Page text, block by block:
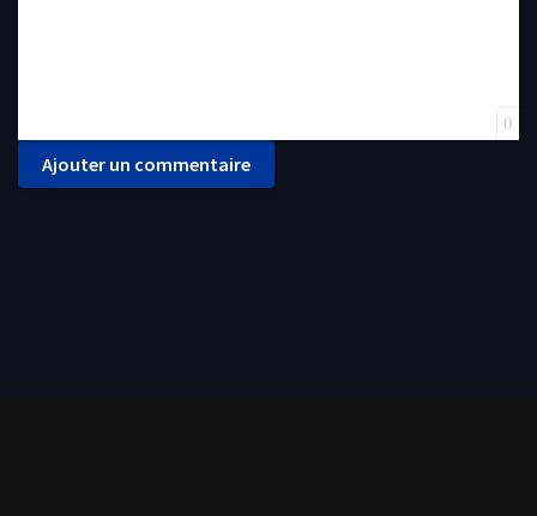
0
Ajouter un commentaire